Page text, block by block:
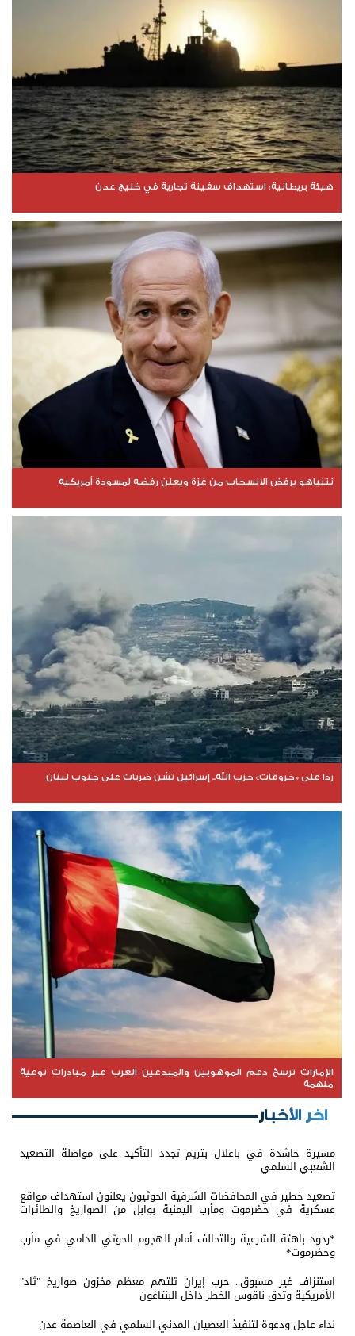
هيئة بريطانية: استهداف سفينة تجارية في خليج عدن
نتنياهو يرفض الانسحاب من غزة ويعلن رفضه لمسودة أمريكية
ردا على «خروقات» حزب الله.. إسرائيل تشن ضربات على جنوب لبنان
الإمارات ترسخ دعم الموهوبين والمبدعين العرب عبر مبادرات نوعية
ملهمة
اخر الأخبار
مسيرة حاشدة في باعلال بتريم تجدد التأكيد على مواصلة التصعيد
الشعبي السلمي
تصعيد خطير في المحافضات الشرقية الحوثيون يعلنون استهداف مواقع
عسكرية في حضرموت ومأرب اليمنية بوابل من الصواريخ والطائرات
*ردود باهتة للشرعية والتحالف أمام الهجوم الحوثي الدامي في مأرب
وحضرموت*
استنزاف غير مسبوق.. حرب إيران تلتهم معظم مخزون صواريخ "ثاد"
الأمريكية وتدق ناقوس الخطر داخل البنتاغون
نداء عاجل ودعوة لتنفيذ العصيان المدني السلمي في العاصمة عدن